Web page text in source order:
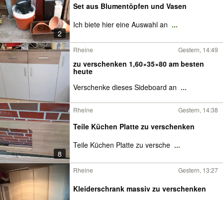
2
Set aus Blumentöpfen und Vasen
Ich biete hier eine Auswahl an ...
Rheine Gestern, 14:49
zu verschenken 1,60×35×80 am besten
heute
Verschenke dieses Sideboard an ...
8
Rheine Gestern, 14:38
Teile Küchen Platte zu verschenken
Teile Küchen Platte zu versche ...
Rheine Gestern, 13:27
Kleiderschrank massiv zu verschenken